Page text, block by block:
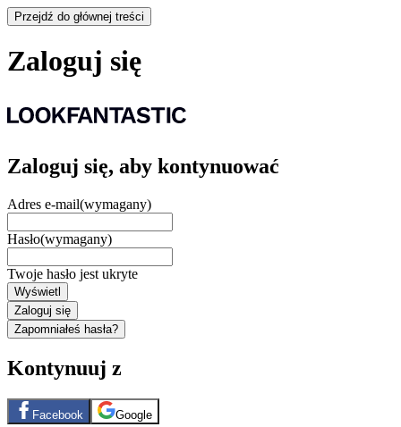
Przejdź do głównej treści
Zaloguj się
Zaloguj się, aby kontynuować
Adres e-mail(wymagany)
Hasło(wymagany)
Twoje hasło jest ukryte
Wyświetl
Zaloguj się
Zapomniałeś hasła?
Kontynuuj z
Facebook Google